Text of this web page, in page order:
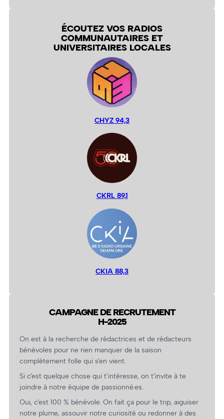
ÉCOUTEZ VOS RADIOS
COMMUNAUTAIRES ET
UNIVERSITAIRES LOCALES
CHYZ 94,3
CKRL 89,1
CKIA 88,3
CAMPAGNE DE RECRUTEMENT
H-2025
On est à la recherche de rédactrices et de rédacteurs
bénévoles pour ne rien manquer de la saison
complètement folle qui s’en vient.
Si c’est quelque chose qui t’intéresse, on t’invite à te
joindre à notre équipe de passionné.es.
Oui, c’est 100 % bénévole. On fait ça pour le trip, aiguiser
notre plume, assouvir notre curiosité ou redonner à des